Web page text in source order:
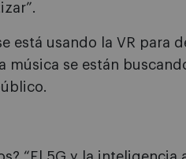
está usando la VR para
música se están